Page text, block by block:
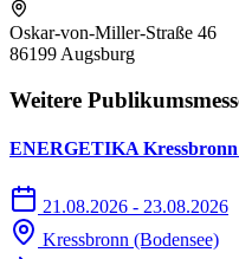
Oskar-von-Miller-Straße 46
86199 Augsburg
Weitere
ENERGETIKA Kressbronn
21.08.2026 - 23.08.2026
Kressbronn (Bodensee)